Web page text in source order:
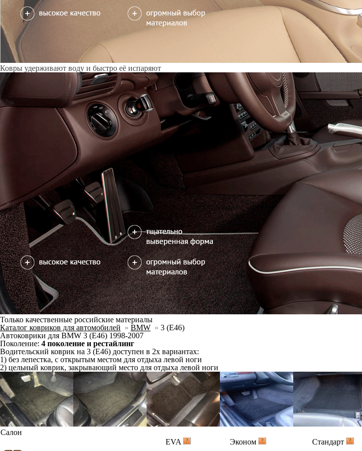
Только качественные российские материалы
Каталог ковриков для автомобилей
» BMW »
3 (E46)
Автоковрики для BMW 3 (E46) 1998-2007
Поколение:
4 поколение и рестайлинг
Водительский коврик на 3 (E46) доступен в 2х вариантах:
1) без лепестка, с открытым местом для отдыха левой ноги
2) цельный коврик, закрывающий место для отдыха левой ноги
EVA
Стандарт
4 коврика 2600 4300
можете уточнить
Без лепестка
Цельный коврик
В корзину
Коврик на центральный тоннель
отдельно или слитно с задним ковриком350 600 800
можете уточнить
Отдельно
Слитно с левым
Слитно с правым
В корзину
Фурнитура